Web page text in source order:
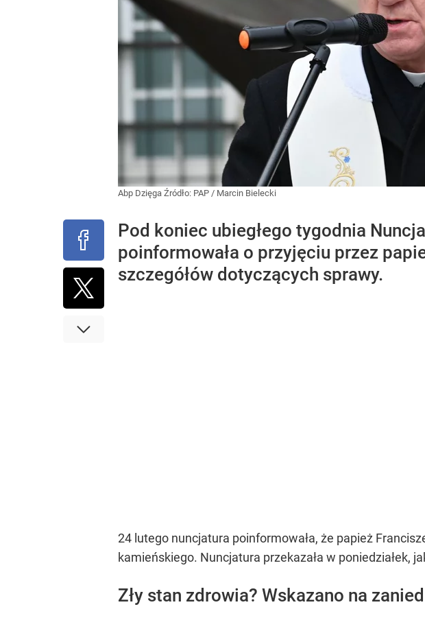
Abp Dzięga Źródło: PAP / Marcin Bielecki
Pod koniec ubiegłego tygodnia
poinformowała o przyjęciu przez
szczegółów dotyczących sprawy.
24 lutego nuncjatura poinformowała, że papież
kamieńskiego. Nuncjatura przekazała w poniedziałek,
Zły stan zdrowia? Wskazano na